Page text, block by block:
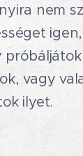
nem
vagy
ilyet.🤗